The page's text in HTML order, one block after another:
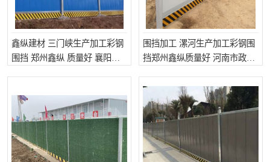
鑫纵建材 三门峡生产加工彩钢
围挡 郑州鑫纵 质量好 襄阳市
围挡加工 漯河生产加工彩钢围
挡郑州鑫纵质量好 河南市政围
政围挡